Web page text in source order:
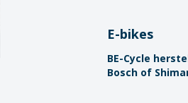
E-bikes
BE-Cycle
Bosch of